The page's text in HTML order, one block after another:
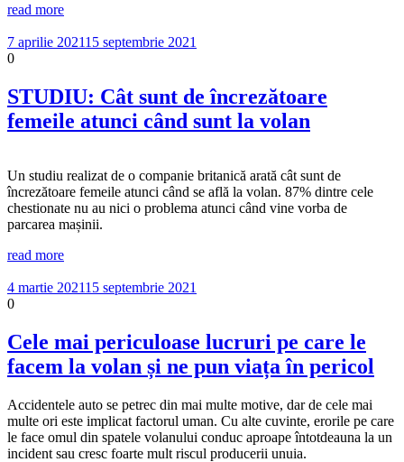
read more
7 aprilie 202115 septembrie 2021
0
STUDIU: Cât sunt de încrezătoare
femeile atunci când sunt la volan
Un studiu realizat de o companie britanică arată cât sunt de
încrezătoare femeile atunci când se află la volan. 87% dintre cele
chestionate nu au nici o problema atunci când vine vorba de
parcarea mașinii.
read more
4 martie 202115 septembrie 2021
0
Cele mai periculoase lucruri pe care le
facem la volan și ne pun viața în pericol
Accidentele auto se petrec din mai multe motive, dar de cele mai
multe ori este implicat factorul uman. Cu alte cuvinte, erorile pe care
le face omul din spatele volanului conduc aproape întotdeauna la un
incident sau cresc foarte mult riscul producerii unuia.